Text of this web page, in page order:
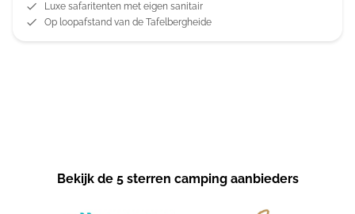
Luxe safaritenten met eigen sanitair
Op loopafstand van de Tafelbergheide
Bekijk de 5 sterren camping aanbieders